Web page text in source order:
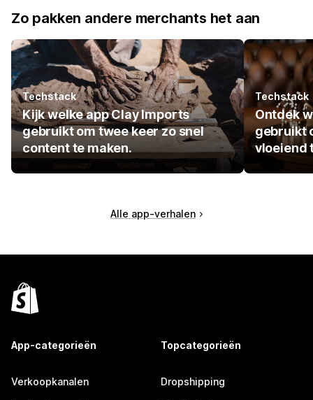
Zo pakken andere merchants het aan
Techstack
Kijk welke app Clay Imports
gebruikt om twee keer zo snel
content te maken.
Techstack
Ontdek
gebruikt
vloeiend
Alle app-verhalen
App-categorieën
Verkoopkanalen
Topcategorieën
Dropshipping